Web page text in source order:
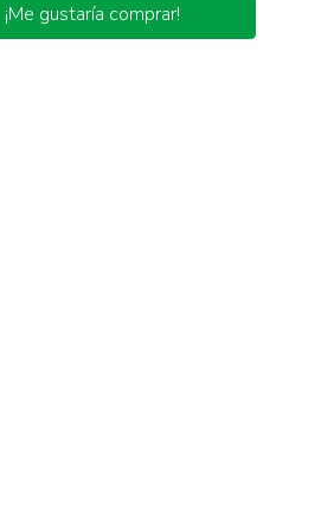
¡Me gustaría comprar!